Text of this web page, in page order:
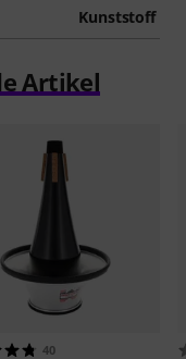
Kunststoff
Artikel
40